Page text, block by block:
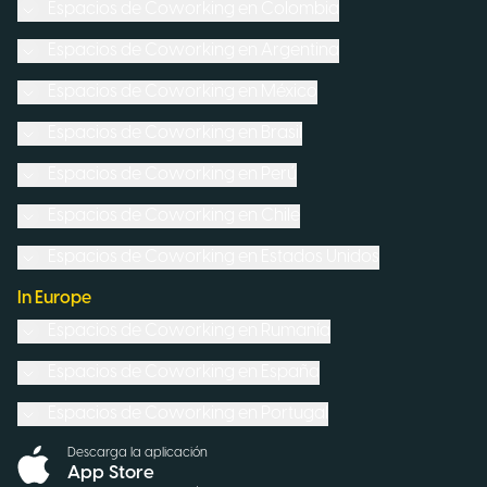
In Europe
Descarga la aplicación
App Store